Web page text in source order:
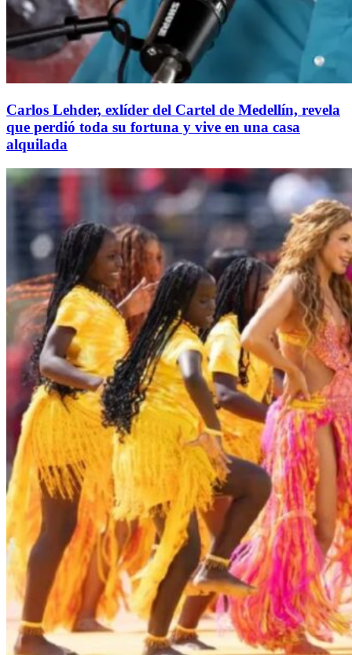
Carlos Lehder, exlíder del Cartel de Medellín, revela
que perdió toda su fortuna y vive en una casa
alquilada